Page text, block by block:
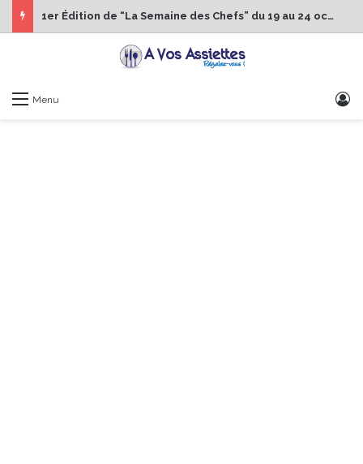
1er Édition de “La Semaine des Chefs” du 19 au 24 octobre 2026
Menu